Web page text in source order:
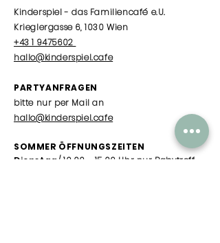
Kinderspiel - das Familiencafé e.U.
Krieglergasse 6, 1030 Wien
+43 1 9475602
hallo@kinderspiel.cafe
PARTYANFRAGEN
bitte nur per Mail an
hallo@kinderspiel.cafe
SOMMER ÖFFNUNGSZEITEN
Dienstag /10.00 - 15.00 Uhr nur Babytreff